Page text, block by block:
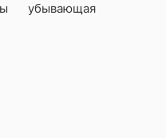
убывающая